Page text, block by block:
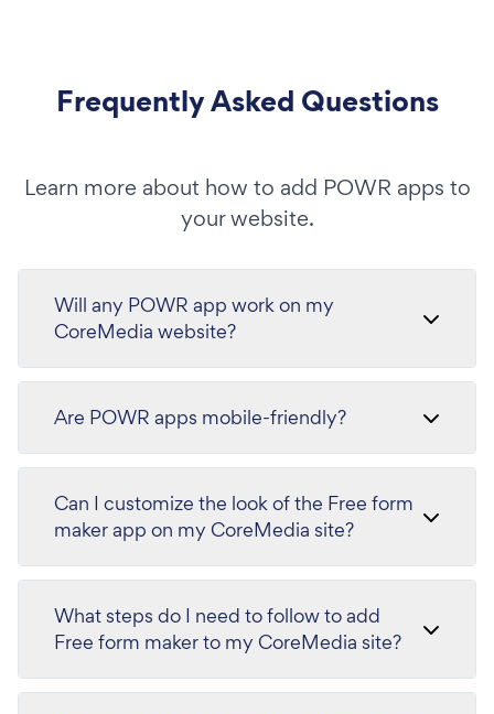
Frequently Asked Questions
Learn more about how to add POWR apps to
your website.
Will any POWR app work on my
CoreMedia website?
Are POWR apps mobile-friendly?
Can I customize the look of the Free form
maker app on my CoreMedia site?
What steps do I need to follow to add
Free form maker to my CoreMedia site?